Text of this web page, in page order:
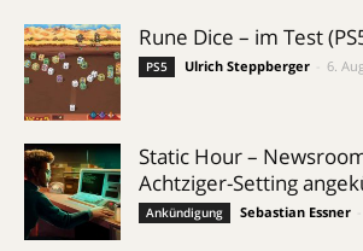
Rune Dice – im Test
PS5 Ulrich Steppberger 6.
Static Hour –
Achtziger-Setting
Ankündigung Sebastian Essner